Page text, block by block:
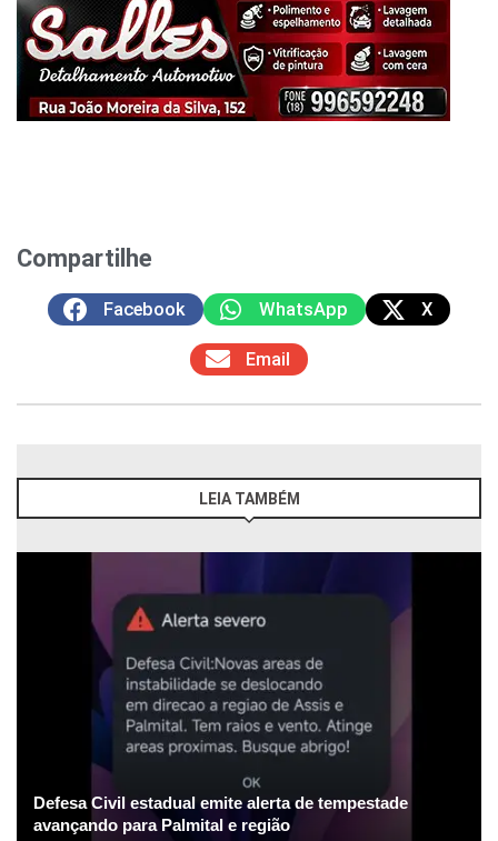
Compartilhe
Facebook WhatsApp X
Email
LEIA TAMBÉM
Defesa Civil estadual emite alerta de tempestade
avançando para Palmital e região